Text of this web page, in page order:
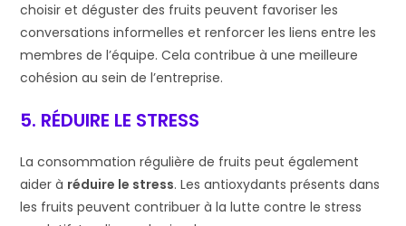
choisir et déguster des fruits peuvent favoriser les
conversations informelles et renforcer les liens entre les
membres de l’équipe. Cela contribue à une meilleure
cohésion au sein de l’entreprise.
5. RÉDUIRE LE STRESS
La consommation régulière de fruits peut également
aider à réduire le stress. Les antioxydants présents dans
les fruits peuvent contribuer à la lutte contre le stress